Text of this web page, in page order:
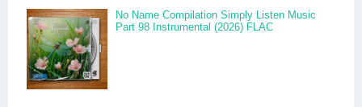
No Name Compilation Simply Listen Music
Part 98 Instrumental (2026) FLAC